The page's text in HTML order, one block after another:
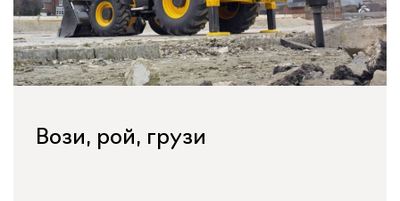
Вози, рой, грузи